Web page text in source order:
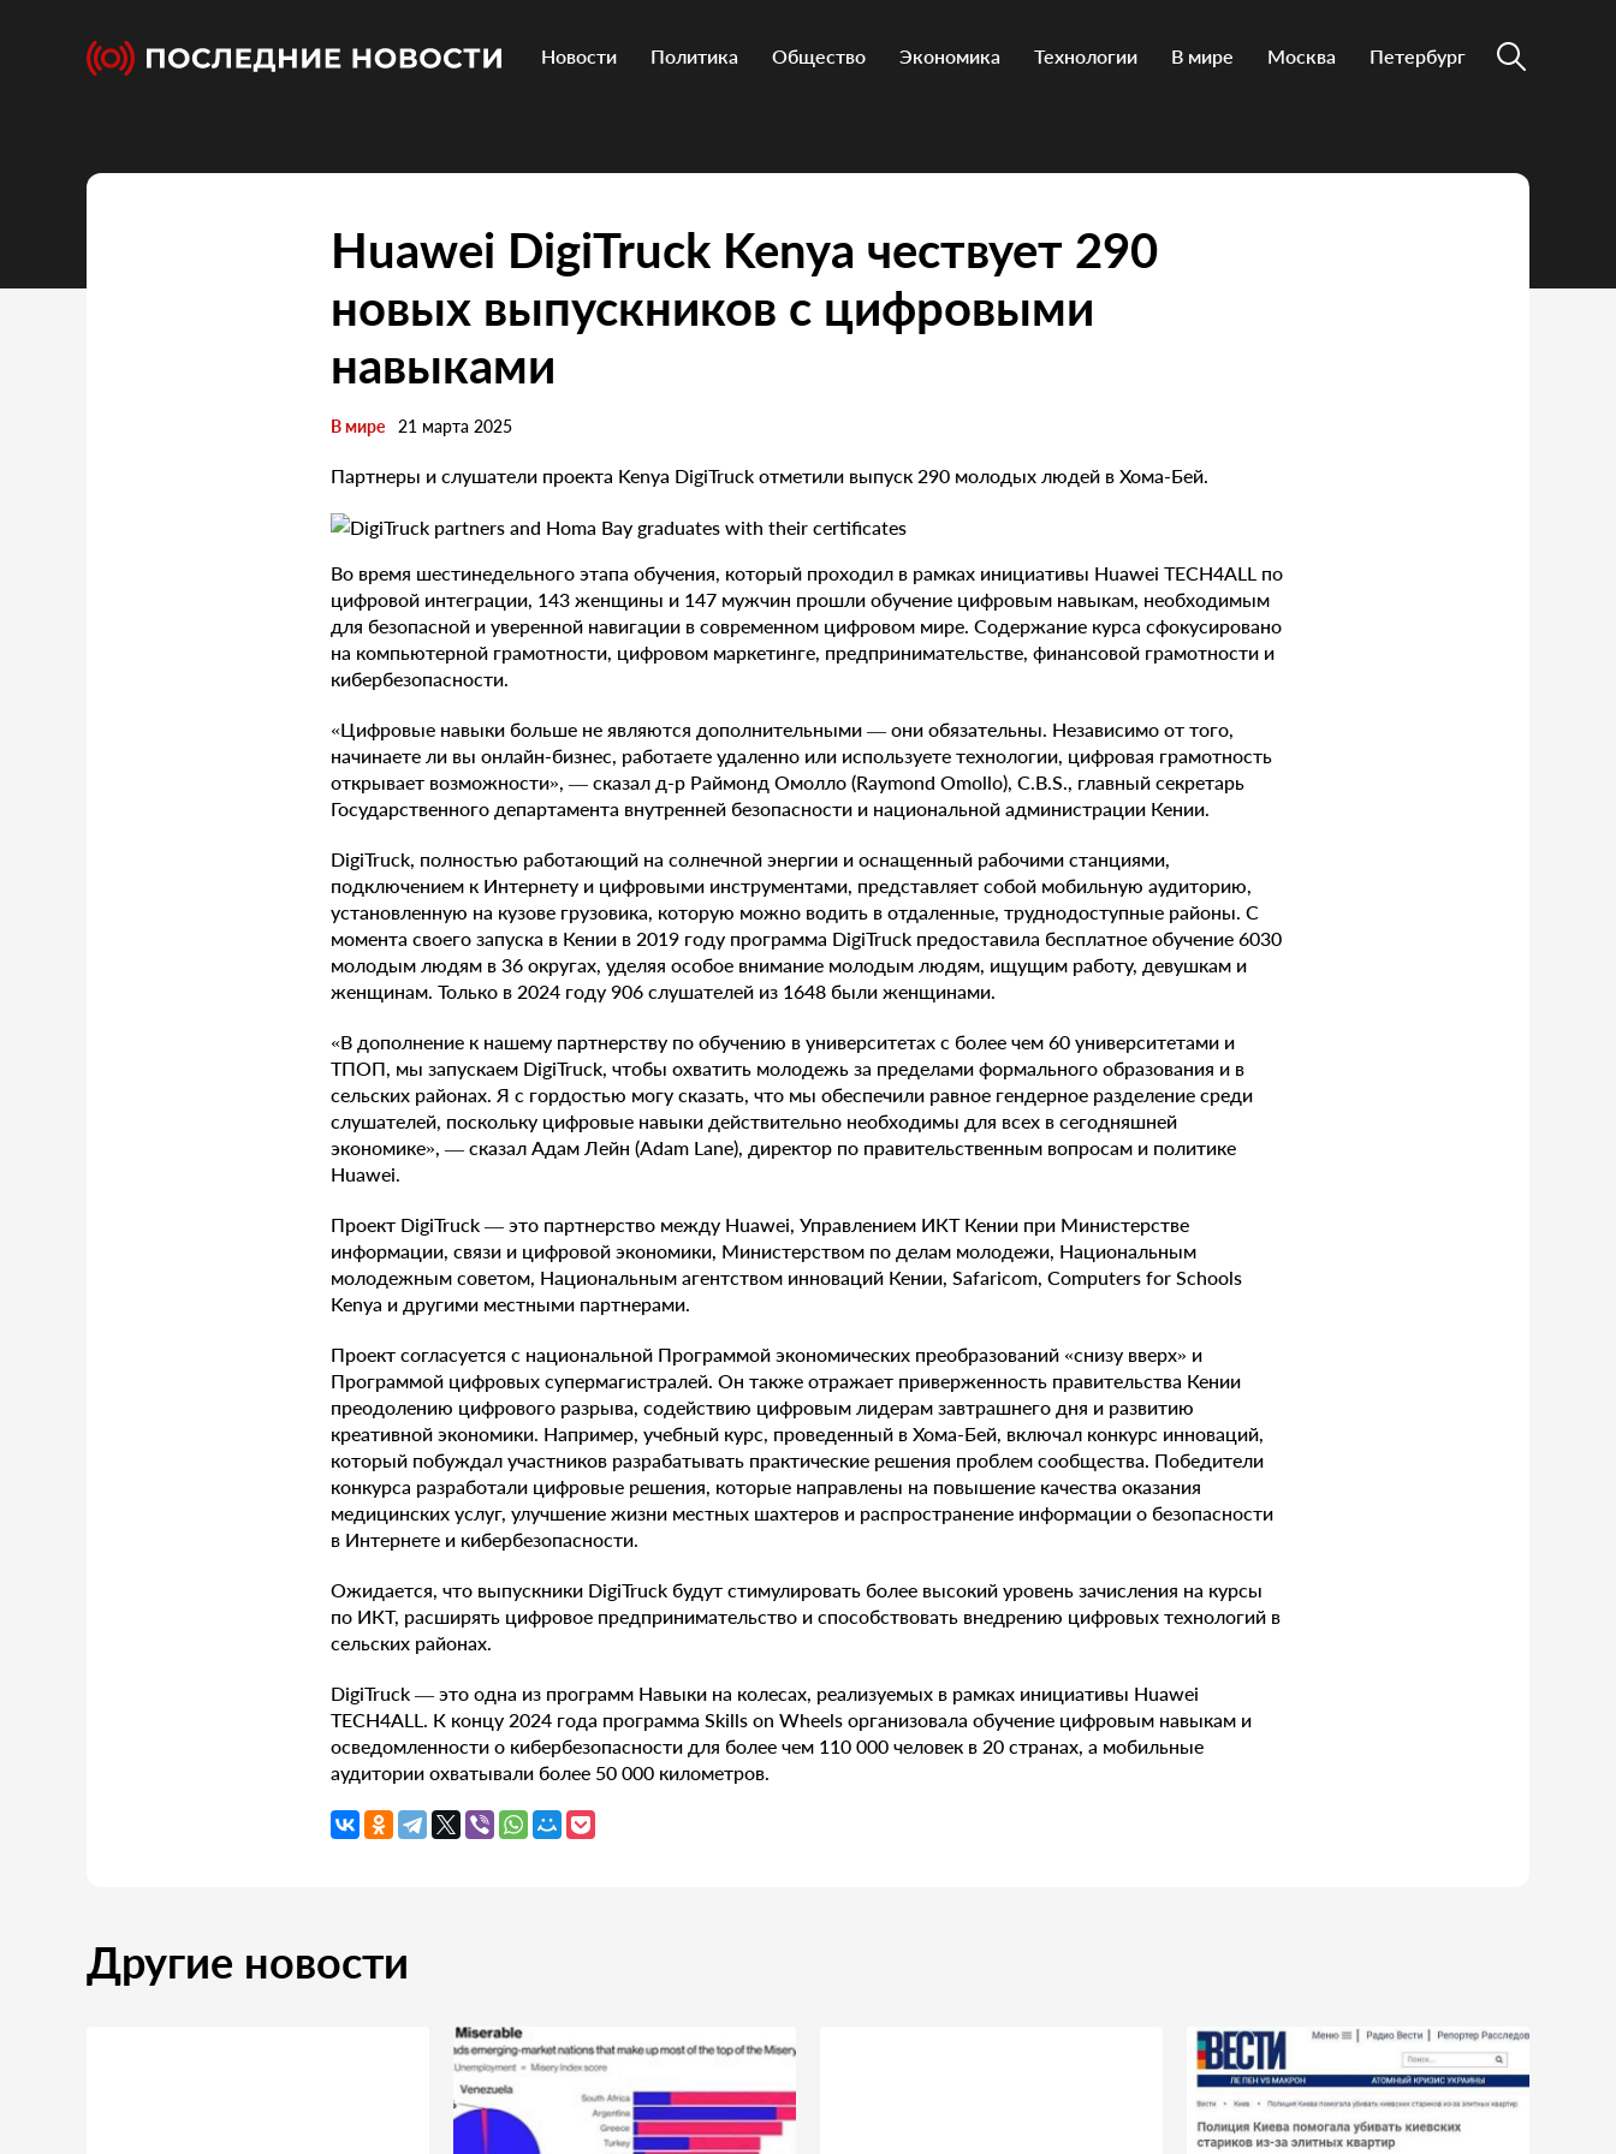
Новости Политика Общество Экономика Технологии В мире Москва Петербург
Huawei DigiTruck Kenya чествует 290
новых выпускников с цифровыми
навыками
В мире 21 марта 2025
Партнеры и слушатели проекта Kenya DigiTruck отметили выпуск 290 молодых людей в Хома-Бей.
Во время шестинедельного этапа обучения, который проходил в рамках инициативы Huawei TECH4ALL по
цифровой интеграции, 143 женщины и 147 мужчин прошли обучение цифровым навыкам, необходимым
для безопасной и уверенной навигации в современном цифровом мире. Содержание курса сфокусировано
на компьютерной грамотности, цифровом маркетинге, предпринимательстве, финансовой грамотности и
кибербезопасности.
«Цифровые навыки больше не являются дополнительными — они обязательны. Независимо от того,
начинаете ли вы онлайн-бизнес, работаете удаленно или используете технологии, цифровая грамотность
открывает возможности», — сказал д-р Раймонд Омолло (Raymond Omollo), C.B.S., главный секретарь
Государственного департамента внутренней безопасности и национальной администрации Кении.
DigiTruck, полностью работающий на солнечной энергии и оснащенный рабочими станциями,
подключением к Интернету и цифровыми инструментами, представляет собой мобильную аудиторию,
установленную на кузове грузовика, которую можно водить в отдаленные, труднодоступные районы. С
момента своего запуска в Кении в 2019 году программа DigiTruck предоставила бесплатное обучение 6030
молодым людям в 36 округах, уделяя особое внимание молодым людям, ищущим работу, девушкам и
женщинам. Только в 2024 году 906 слушателей из 1648 были женщинами.
«В дополнение к нашему партнерству по обучению в университетах с более чем 60 университетами и
ТПОП, мы запускаем DigiTruck, чтобы охватить молодежь за пределами формального образования и в
сельских районах. Я с гордостью могу сказать, что мы обеспечили равное гендерное разделение среди
слушателей, поскольку цифровые навыки действительно необходимы для всех в сегодняшней
экономике», — сказал Адам Лейн (Adam Lane), директор по правительственным вопросам и политике
Huawei.
Проект DigiTruck — это партнерство между Huawei, Управлением ИКТ Кении при Министерстве
информации, связи и цифровой экономики, Министерством по делам молодежи, Национальным
молодежным советом, Национальным агентством инноваций Кении, Safaricom, Computers for Schools
Kenya и другими местными партнерами.
Проект согласуется с национальной Программой экономических преобразований «снизу вверх» и
Программой цифровых супермагистралей. Он также отражает приверженность правительства Кении
преодолению цифрового разрыва, содействию цифровым лидерам завтрашнего дня и развитию
креативной экономики. Например, учебный курс, проведенный в Хома-Бей, включал конкурс инноваций,
который побуждал участников разрабатывать практические решения проблем сообщества. Победители
конкурса разработали цифровые решения, которые направлены на повышение качества оказания
медицинских услуг, улучшение жизни местных шахтеров и распространение информации о безопасности
в Интернете и кибербезопасности.
Ожидается, что выпускники DigiTruck будут стимулировать более высокий уровень зачисления на курсы
по ИКТ, расширять цифровое предпринимательство и способствовать внедрению цифровых технологий в
сельских районах.
DigiTruck — это одна из программ Навыки на колесах, реализуемых в рамках инициативы Huawei
TECH4ALL. К концу 2024 года программа Skills on Wheels организовала обучение цифровым навыкам и
осведомленности о кибербезопасности для более чем 110 000 человек в 20 странах, а мобильные
аудитории охватывали более 50 000 километров.
Другие новости